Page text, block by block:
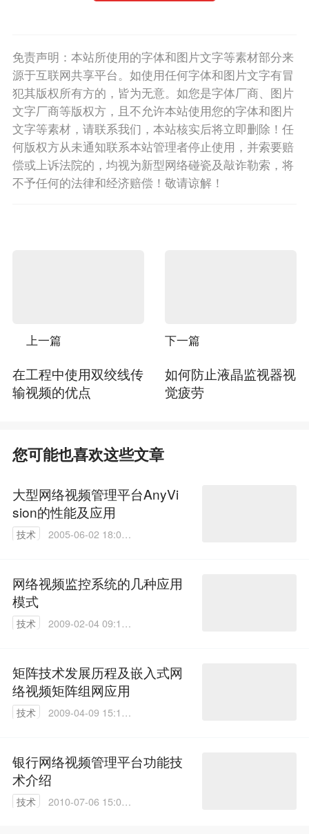
免责声明：本站所使用的字体和图片文字等素材部分来
源于互联网共享平台。如使用任何字体和图片文字有冒
犯其版权所有方的，皆为无意。如您是字体厂商、图片
文字厂商等版权方，且不允许本站使用您的字体和图片
文字等素材，请联系我们，本站核实后将立即删除！任
何版权方从未通知联系本站管理者停止使用，并索要赔
偿或上诉法院的，均视为新型网络碰瓷及敲诈勒索，将
不予任何的法律和经济赔偿！敬请谅解！
上一篇
在工程中使用双绞线传
输视频的优点
下一篇
如何防止液晶监视器视
觉疲劳
您可能也喜欢这些文章
大型网络视频管理平台AnyVi
sion的性能及应用
技术
2005-06-02 18:01:
网络视频监控系统的几种应用
模式
技术
2009-02-04 09:18:
矩阵技术发展历程及嵌入式网
络视频矩阵组网应用
技术
2009-04-09 15:18:
银行网络视频管理平台功能技
术介绍
技术
2010-07-06 15:09: